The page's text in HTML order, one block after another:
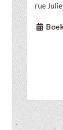
rue